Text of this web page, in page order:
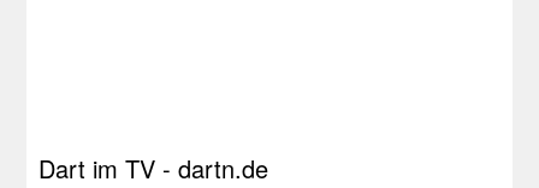
Dart im TV - dartn.de